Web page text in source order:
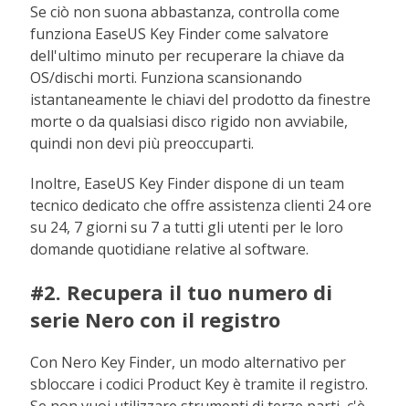
Se ciò non suona abbastanza, controlla come
funziona EaseUS Key Finder come salvatore
dell'ultimo minuto per recuperare la chiave da
OS/dischi morti. Funziona scansionando
istantaneamente le chiavi del prodotto da finestre
morte o da qualsiasi disco rigido non avviabile,
quindi non devi più preoccuparti.
Inoltre, EaseUS Key Finder dispone di un team
tecnico dedicato che offre assistenza clienti 24 ore
su 24, 7 giorni su 7 a tutti gli utenti per le loro
domande quotidiane relative al software.
#2. Recupera il tuo numero di
serie Nero con il registro
Con Nero Key Finder, un modo alternativo per
sbloccare i codici Product Key è tramite il registro.